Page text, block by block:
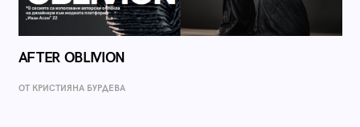
AFTER OBLIVION
ОТ КРИСТИЯНА БУРДЕВА